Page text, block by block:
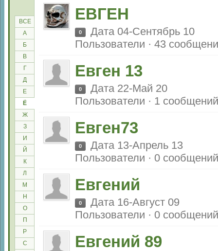
ВСЕ
А
Б
В
Г
Д
Е
Ё
Ж
З
И
Й
К
Л
М
Н
О
П
Р
С
ЕВГЕН
0
Дата 04-Сентябрь 10
Пользователи · 43
Евген 13
0
Дата 22-Май 20
Пользователи · 1 сообщений
Евген73
0
Дата 13-Апрель 13
Пользователи · 0 сообщений
Евгений
0
Дата 16-Август 09
Пользователи · 0 сообщений
Евгений 89